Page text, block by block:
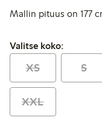
Mallin pituus on 177
Valitse koko:
Valitse koko:
XS S
XXL